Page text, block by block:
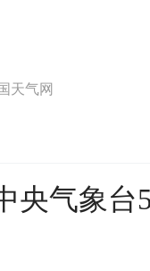
天气网
央气象台